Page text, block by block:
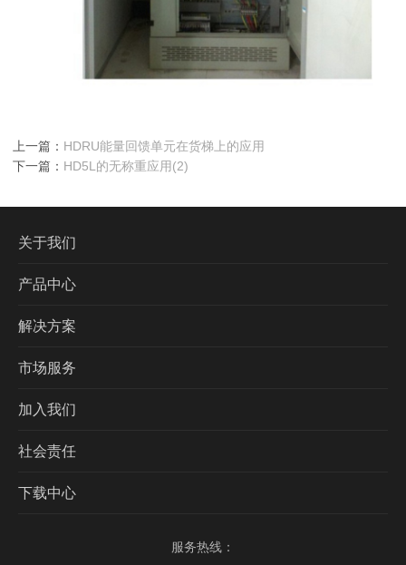
上一篇： HDRU能量回馈单元在货梯上的应用
下一篇： HD5L的无称重应用(2)
关于我们
产品中心
解决方案
市场服务
加入我们
社会责任
下载中心
服务热线：